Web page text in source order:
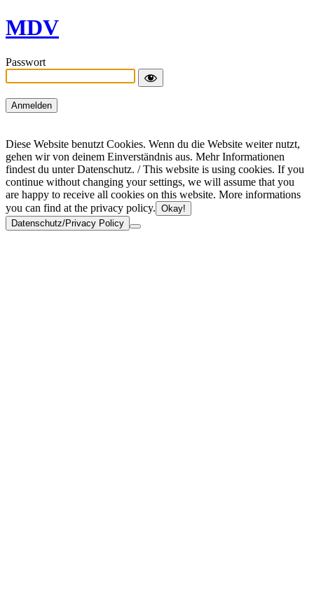
MDV
Passwort
Diese Website benutzt Cookies. Wenn du die Website weiter nutzt,
gehen wir von deinem Einverständnis aus. Mehr Informationen
findest du unter Datenschutz. / This website is using cookies. If you
continue without changing your settings, we will assume that you
are happy to receive all cookies on this website. More informations
you can find at the privacy policy. Okay!
Datenschutz/Privacy Policy